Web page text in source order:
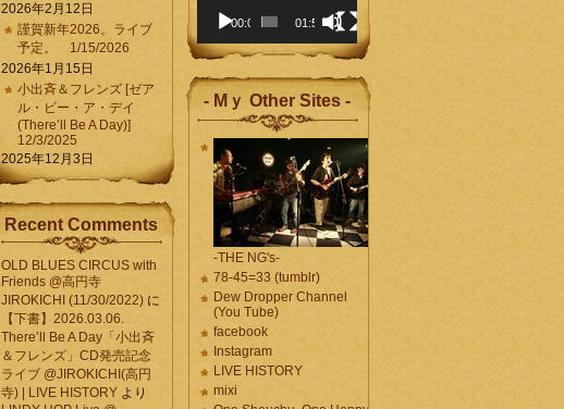
2026年2月12日
謹賀新年2026。ライブ
予定。 1/15/2026
2026年1月15日
小出斉＆フレンズ [ゼア
ル・ビー・ア・デイ
(There’ll Be A Day)]
12/3/2025
2025年12月3日
Recent Comments
OLD BLUES CIRCUS with
Friends @高円寺
JIROKICHI (11/30/2022) に
【下書】2026.03.06.
There’ll Be A Day「小出斉
＆フレンズ」CD発売記念
ライブ @JIROKICHI(高円
寺) | LIVE HISTORY より
00:00 01:58
- Mｙ Other Sites -
-THE NG's-
78-45=33 (tumblr)
Dew Dropper Channel
(You Tube)
facebook
Instagram
LIVE HISTORY
mixi